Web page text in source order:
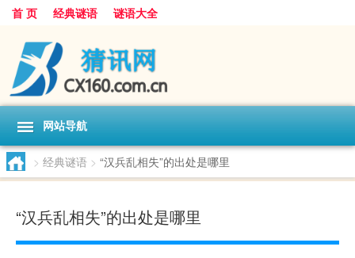
首 页 经典谜语 谜语大全
网站导航
> 经典谜语 > “汉兵乱相失”的出处是哪里
“汉兵乱相失”的出处是哪里